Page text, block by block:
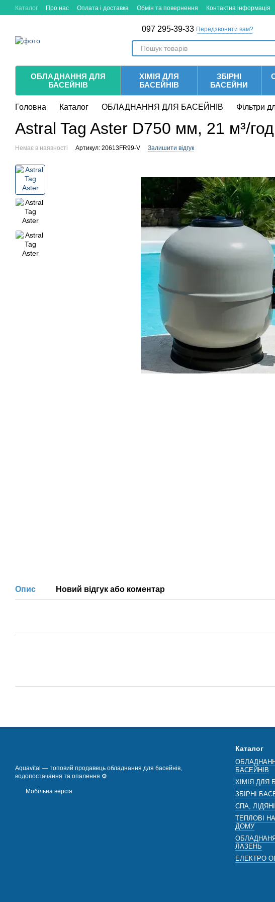
Перейти до основного контенту
Каталог Про нас Оплата і доставка Обмін та повернення Контактна інформація
097 295-39-33 Передзвонити вам?
ОБЛАДНАННЯ ДЛЯ
БАСЕЙНІВ
ХІМІЯ ДЛЯ
БАСЕЙНІВ
ЗБІРНІ
БАСЕЙНИ
Головна Каталог ОБЛАДНАННЯ ДЛЯ БАСЕЙНІВ Фільтри
Astral Tag Aster D750 мм, 21 м³/
Немає в наявності Артикул: 20613FR99-V Залишити відгук
Опис Новий відгук або коментар
Aquavital — топовий продавець обладнання для басейнів,
водопостачання та опалення ⚙️
Мобільна версія
Каталог
БАСЕЙНІВ
ХІМІЯ ДЛЯ
ЗБІРНІ
СПА,
ТЕПЛОВІ
ДОМУ
ЛАЗЕНЬ
ЕЛЕКТРО